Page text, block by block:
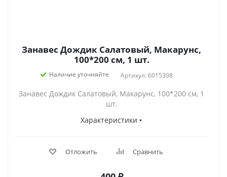
Занавес Дождик Салатовый, Макарунс,
100*200 см, 1 шт.
Наличие уточняйте Артикул: 6015398
Занавес Дождик Салатовый, Макарунс, 100*200 см, 1
шт.
Характеристики
Отложить Сравнить